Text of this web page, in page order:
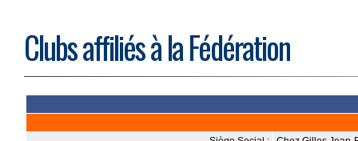
Clubs affiliés à la Fédération